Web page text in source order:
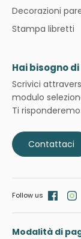
Decorazioni
Stampa libretti
Hai bisogno
Scrivici
modulo
Ti
Contattaci
Modalità di
Follow us